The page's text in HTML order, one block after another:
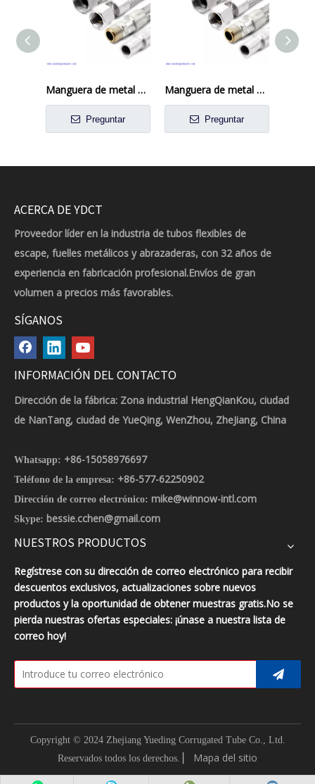
Manguera de metal flexible trenzada
Preguntar
Manguera de metal flexible trenzada
Preguntar
ACERCA DE YDCT
Proveedor líder en la industria de tubos flexibles de
escape, fuelles metálicos y abrazaderas, con 32 años de
experiencia en fabricación profesional.Envíos de gran
volumen a precios más favorables.
SÍGANOS
INFORMACIÓN DEL CONTACTO
Dirección de la fábrica: Zona industrial HengQianKou, ciudad
de NanTang, ciudad de YueQing, WenZhou, ZheJiang, China
Whatsapp: +86-15058976697
Teléfono de la empresa: +86-577-62250902
Dirección de correo electrónico: mike@winnow-intl.com
Skype: bessie.cchen@gmail.com
NUESTROS PRODUCTOS
Regístrese con su dirección de correo electrónico para recibir
descuentos exclusivos, actualizaciones sobre nuevos
productos y la oportunidad de obtener muestras gratis.No se
pierda nuestras ofertas especiales: ¡únase a nuestra lista de
correo hoy!
Copyright © 2024 Zhejiang Yueding Corrugated Tube Co., Ltd.
Reservados todos los derechos.
Mapa del sitio